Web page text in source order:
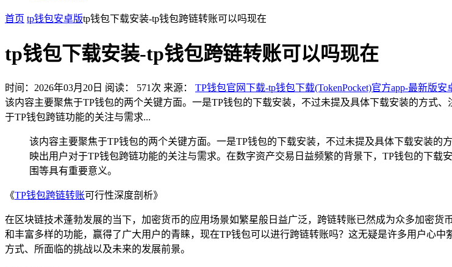
首页 tp钱包安卓版tp钱包下载安装-tp钱包跨链转账可以吗现在
tp钱包下载安装-tp钱包跨链转账可以吗现在
时间：2026年03月20日 阅读： 571 次 来源： TP钱包官网下载-tp钱包下载(TokenPocket)官方app-最新版安
该内容主要聚焦于TP钱包的两个关键方面。一是TP钱包的下载安装，不过未提及具体下载安装的方式
于TP钱包跨链功能的关注与需求...
该内容主要聚焦于TP钱包的两个关键方面。一是TP钱包的下载安装，不过未提及具体下载安装的
映出用户对于TP钱包跨链功能的关注与需求。在数字资产交易日益频繁的背景下，TP钱包的下
围等具有重要意义。
《TP钱包跨链转账可行性深度剖析》
在区块链技术蓬勃发展的当下，加密货币的应用场景如繁星般日益广泛，跨链转账已然成为众多加密
和丰富多样的功能，赢得了广大用户的青睐，现在TP钱包可以进行跨链转账吗？这无疑是许多用户心
方式、所面临的挑战以及未来的发展前景。